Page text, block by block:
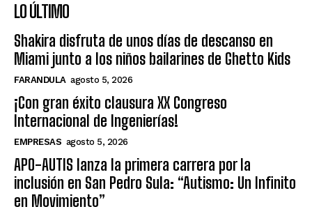
LO ÚLTIMO
Shakira disfruta de unos días de descanso en
Miami junto a los niños bailarines de Ghetto Kids
FARANDULA agosto 5, 2026
¡Con gran éxito clausura XX Congreso
Internacional de Ingenierías!
EMPRESAS agosto 5, 2026
APO-AUTIS lanza la primera carrera por la
inclusión en San Pedro Sula: “Autismo: Un Infinito
en Movimiento”